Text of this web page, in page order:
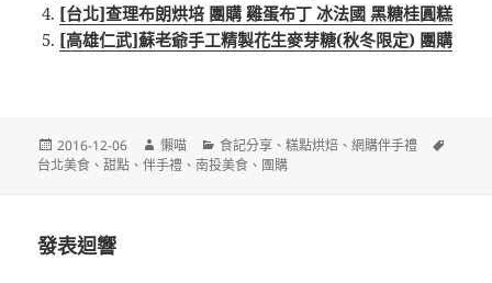
[台北]查理布朗烘培 團購 雞蛋布丁 冰法國 黑糖桂圓糕
[高雄仁武]蘇老爺手工精製花生麥芽糖(秋冬限定) 團購
發
佈
2016-12-06
作
者
懶喵
分
類
食記分享 、糕點烘焙 、網購伴手禮
台北美食 、甜點 、伴手禮 、南投美食 、 團購
發表迴響